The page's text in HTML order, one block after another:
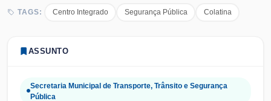
TAGS: Centro Integrado Segurança Pública Colatina
ASSUNTO
Secretaria Municipal de Transporte, Trânsito e Segurança
Pública